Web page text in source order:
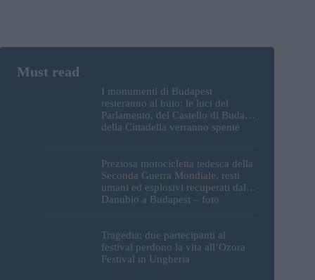
I monumenti di Budapest
resteranno al buio: le luci del
Parlamento, del Castello di Buda e
della Cittadella verranno spente
Preziosa motocicletta tedesca della
Seconda Guerra Mondiale, resti
umani ed esplosivi recuperati dal
Danubio a Budapest – foto
Tragedia: due partecipanti al
festival perdono la vita all’Ozora
Festival in Ungheria